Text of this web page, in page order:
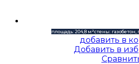
площадь: 204,8 м²стены: газобетон,
добавить в
Добавить в